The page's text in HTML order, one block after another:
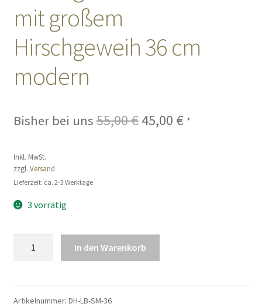
Sales
Vertrag widerrufen
mit großem
Hirschgeweih 36 cm
modern
Bisher bei uns 55,00€ Ursprünglicher
45,00 €Aktueller
*
Inkl. MwSt.
zzgl. Versand
Lieferzeit: ca. 2-3 Werktage
3 vorrätig
großem
In den Warenkorb
Artikelnummer: DH-LB-SM-36